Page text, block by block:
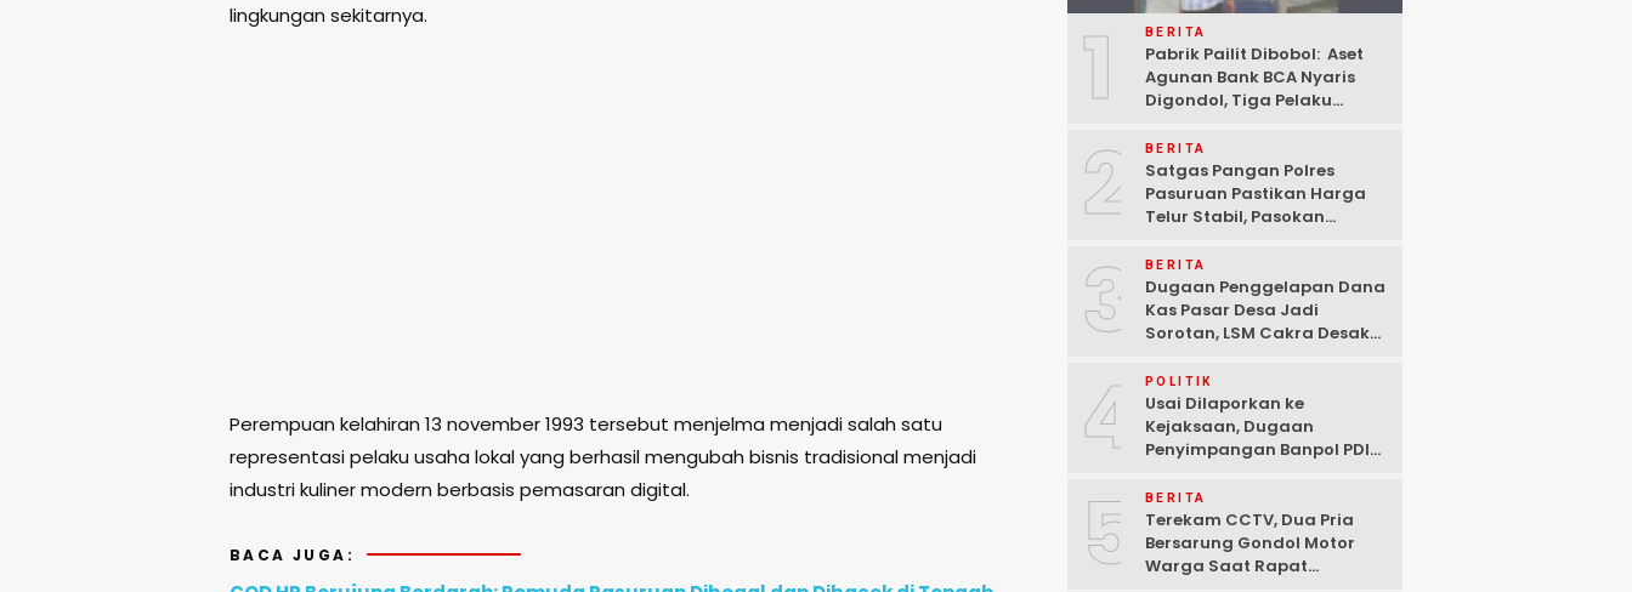
lingkungan sekitarnya.
Perempuan kelahiran 13 november 1993 tersebut menjelma menjadi salah satu
representasi pelaku usaha lokal yang berhasil mengubah bisnis tradisional menjadi
industri kuliner modern berbasis pemasaran digital.
BACA JUGA:
1 BERITA
Pabrik Pailit Dibobol: Aset
Agunan Bank BCA Nyaris
Digondol, Tiga Pelaku
Pasuruan
2 BERITA
Satgas Pangan Polres
Pasuruan Pastikan Harga
Telur Stabil, Pasokan
Kekhawatiran Fluktuasi
3 BERITA
Dugaan Penggelapan Dana
Kas Pasar Desa Jadi
Sorotan, LSM Cakra Desak
4 POLITIK
Usai Dilaporkan ke
Kejaksaan, Dugaan
Penyimpangan Banpol PDIP
Tuntas “6 Eks Ketua PAC
Cabut Laporan”
5 BERITA
Terekam CCTV, Dua Pria
Bersarung Gondol Motor
Warga Saat Rapat